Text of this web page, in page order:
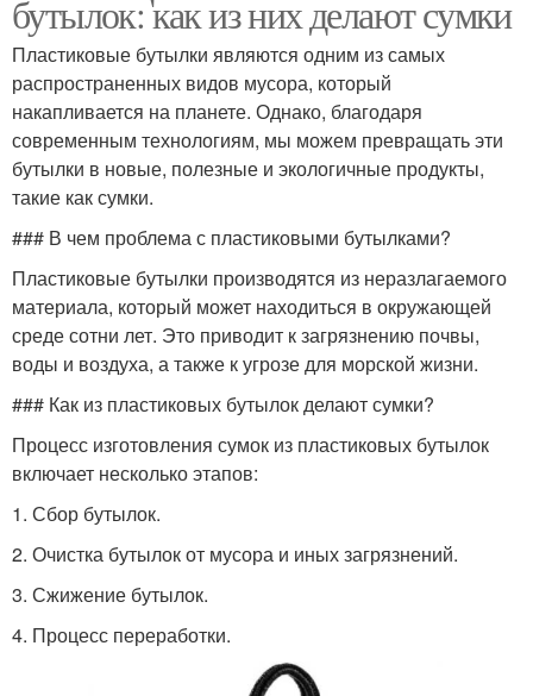
бутылок: как из них делают сумки
Пластиковые бутылки являются одним из самых
распространенных видов мусора, который
накапливается на планете. Однако, благодаря
современным технологиям, мы можем превращать эти
бутылки в новые, полезные и экологичные продукты,
такие как сумки.
### В чем проблема с пластиковыми бутылками?
Пластиковые бутылки производятся из неразлагаемого
материала, который может находиться в окружающей
среде сотни лет. Это приводит к загрязнению почвы,
воды и воздуха, а также к угрозе для морской жизни.
### Как из пластиковых бутылок делают сумки?
Процесс изготовления сумок из пластиковых бутылок
включает несколько этапов:
1. Сбор бутылок.
2. Очистка бутылок от мусора и иных загрязнений.
3. Сжижение бутылок.
4. Процесс переработки.